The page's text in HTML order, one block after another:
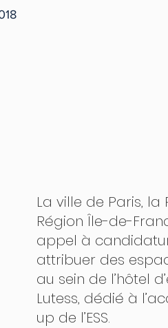
La ville de Paris, la
Région Île-de-
appel à
attribuer des
au sein de l’hôtel
Lutess, dédié à
up de l’ESS.